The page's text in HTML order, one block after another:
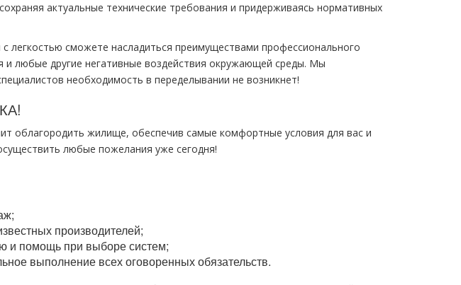
актуальные технические требования и придерживаясь нормативных
легкостью сможете насладиться преимуществами профессионального
и любые другие негативные воздействия окружающей среды. Мы
необходимость в переделывании не возникнет!
облагородить жилище, обеспечив самые комфортные условия для вас и
любые пожелания уже сегодня!
производителей;
и помощь при выборе систем;
выполнение всех оговоренных обязательств.